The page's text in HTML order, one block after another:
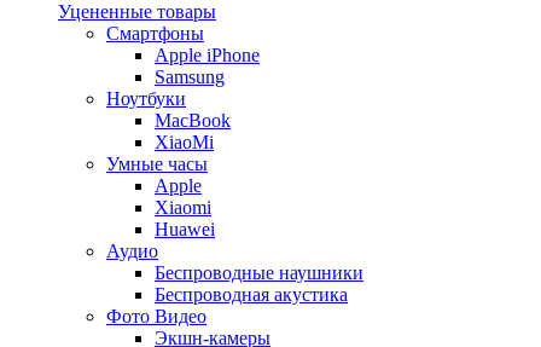
Уцененные товары
Cмартфоны
Apple iPhone
Samsung
Ноутбуки
MacBook
XiaoMi
Умные часы
Apple
Xiaomi
Huawei
Аудио
Беспроводные наушники
Беспроводная акустика
Фото Видео
Экшн-камеры